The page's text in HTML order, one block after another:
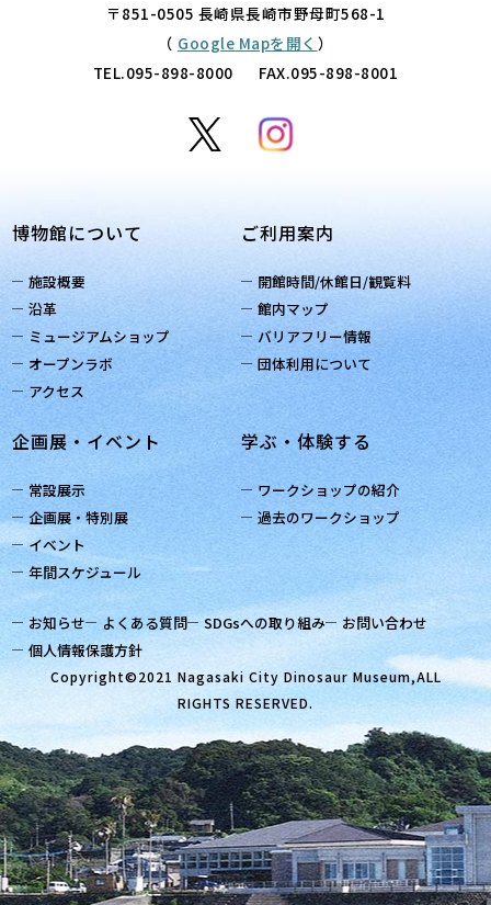
〒851-0505 長崎県長崎市野母町568-1
（ Google Mapを開く ）
TEL.095-898-8000 FAX.095-898-8001
博物館について
施設概要
沿革
ミュージアムショップ
オープンラボ
アクセス
ご利用案内
開館時間/休館日/観覧料
館内マップ
バリアフリー情報
団体利用について
企画展・イベント
常設展示
企画展・特別展
イベント
年間スケジュール
学ぶ・体験する
ワークショップの紹介
過去のワークショップ
お知らせ よくある質問 SDGsへの取り組み
お問い合わせ
個人情報保護方針
Copyright©2021 Nagasaki City Dinosaur Museum,ALL
RIGHTS RESERVED.